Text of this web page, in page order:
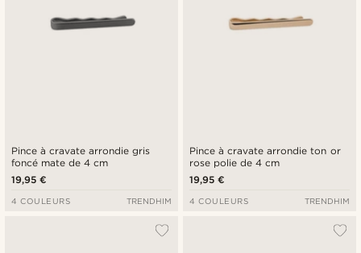
Pince à cravate arrondie gris
foncé mate de 4 cm
19,95 €
4 COULEURS TRENDHIM
Pince à cravate arrondie ton or
rose polie de 4 cm
19,95 €
4 COULEURS TRENDHIM